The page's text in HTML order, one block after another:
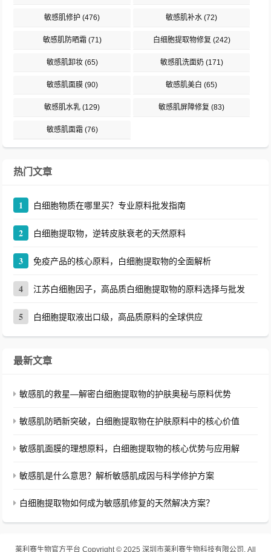
敏感肌修护 (476) 敏感肌补水 (72)
敏感肌防晒霜(71) 白细胞提取物修复 (242)
敏感肌卸妆(65) 敏感肌洗面奶(171)
敏感肌面膜(90) 敏感肌美白 (65)
敏感肌水乳 (129) 敏感肌屏障修复 (83)
敏感肌面霜(76)
热门文章
1 白细胞物质在哪里买？专业原料批发指南
2 白细胞提取物，逆转皮肤衰老的天然原料
3 免疫产品的核心原料，白细胞提取物的全面解析
4 江苏白细胞因子，高品质白细胞提取物的原料选择与批发
5 白细胞提取液出口级，高品质原料的全球供应
最新文章
敏感肌的救星—解密白细胞提取物的护肤奥秘与原料优势
敏感肌防晒新突破，白细胞提取物在护肤原料中的核心价值
敏感肌面膜的理想原料，白细胞提取物的核心优势与应用解
敏感肌是什么意思？解析敏感肌成因与科学修护方案
白细胞提取物如何成为敏感肌修复的天然解决方案？
莱利赛生物官方平台 Copyright © 2025 深圳市莱利赛生物科技有限公司. All